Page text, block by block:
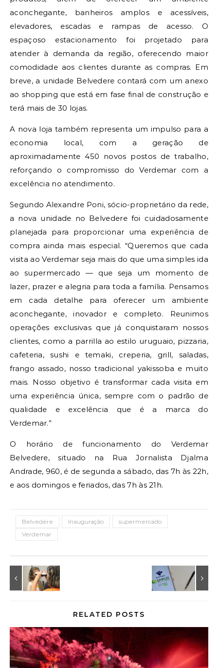
aconchegante, banheiros amplos e acessíveis,
elevadores, escadas e rampas de acesso. O
espaçoso estacionamento foi projetado para
atender à demanda da região, oferecendo maior
comodidade aos clientes durante as compras. Em
breve, a unidade Belvedere contará com um anexo
ao shopping que está em fase final de construção e
terá mais de 30 lojas.
A nova loja também representa um impulso para a
economia local, com a geração de
aproximadamente 450 novos postos de trabalho,
reforçando o compromisso do Verdemar com a
excelência no atendimento.
Segundo Alexandre Poni, sócio-proprietário da rede,
a nova unidade no Belvedere foi cuidadosamente
planejada para proporcionar uma experiência de
compra ainda mais especial. “Queremos que cada
visita ao Verdemar seja mais do que uma simples ida
ao supermercado — que seja um momento de
lazer, prazer e alegria para toda a família. Pensamos
em cada detalhe para oferecer um ambiente
aconchegante, inovador e completo. Reunimos
operações exclusivas que já conquistaram nossos
clientes, como a parrilla ao estilo uruguaio, pizzaria,
cafeteria, sushi e temaki, creperia, grill, saladas,
frango assado, nosso tradicional yakissoba e muito
mais. Nosso objetivo é transformar cada visita em
uma experiência única, sempre com o padrão de
qualidade e excelência que é a marca do
Verdemar.”
O horário de funcionamento do Verdemar
Belvedere, situado na Rua Jornalista Djalma
Andrade, 960, é de segunda a sábado, das 7h às 22h,
e aos domingos e feriados, das 7h às 21h.
Belvedere Inauguração
supermercado
Verdemar
RELATED POSTS